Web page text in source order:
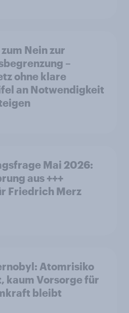
Nein zur
–
ohne klare
an Notwendigkeit
Mai 2026:
aus +++
Friedrich Merz
Atomrisiko
kaum Vorsorge für
bleibt